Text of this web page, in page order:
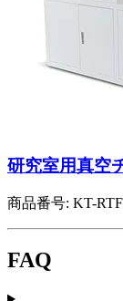
研究室用真空
商品番号: KT-RTF
FAQ